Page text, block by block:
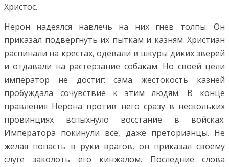
Христос.
Нерон надеялся навлечь на них гнев толпы. Он
приказал подвергнуть их пыткам и казням. Христиан
распинали на крестах, одевали в шкуры диких зверей
и отдавали на растерзание собакам. Но своей цели
император не достиг: сама жестокость казней
пробуждала сочувствие к этим людям. В конце
правления Нерона против него сразу в нескольких
провинциях вспыхнуло восстание в войсках.
Императора покинули все, даже преторианцы. Не
желая попасть в руки врагов, он приказал своему
слуге заколоть его кинжалом. Последние слова